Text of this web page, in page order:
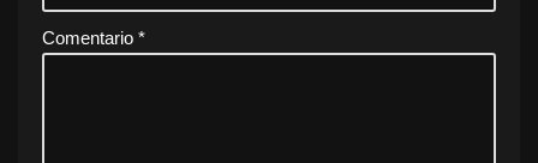
Comentario *